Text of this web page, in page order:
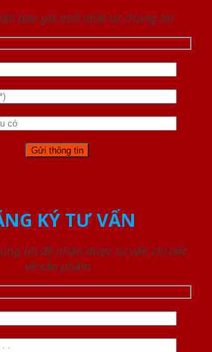
báo giá mới nhất từ chúng tôi
KÝ TƯ VẤN
tôi để nhận được tư vấn chi tiết
về sản phẩm